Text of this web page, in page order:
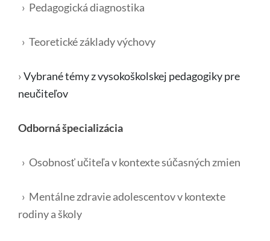
› Pedagogická diagnostika
› Teoretické základy výchovy
›Vybrané témy z vysokoškolskej pedagogiky pre
neučiteľov
Odborná špecializácia
› Osobnosť učiteľa v kontexte súčasných zmien
› Mentálne zdravie adolescentov v kontexte
rodiny a školy